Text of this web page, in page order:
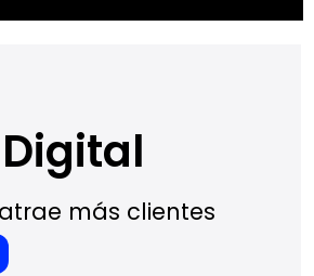
más clientes